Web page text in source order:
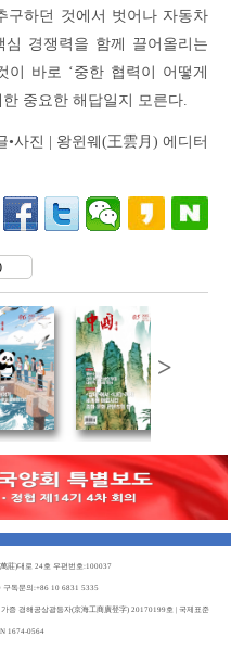
구하던 것에서 벗어나 자동차
경쟁력을 함께 끌어올리는
바로 ‘중한 협력이 어떻게
중요한 해답일지 모른다.
•사진 | 왕윈웨(王雲月) 에디터
>
莊)대로 24호 우편번호:100037
구독문의:+86 10 6831 5335
증 경해공상광등자(京海工商廣登字) 20170199호 | 국제표준
1674-0564